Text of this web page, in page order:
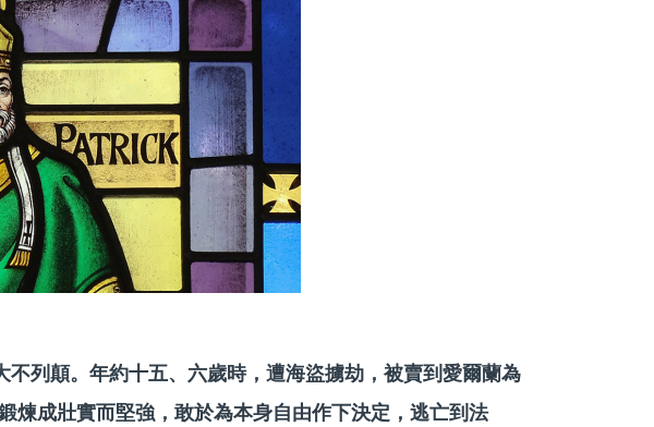
列顛。年約十五、六歲時，遭海盜擄劫，被賣到愛爾蘭為
煉成壯實而堅強，敢於為本身自由作下決定，逃亡到法